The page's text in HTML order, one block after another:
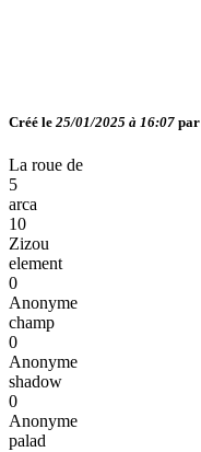
Créé le 25/01/2025 à 16:07 par
La roue de
5
arca
10
Zizou
element
0
Anonyme
champ
0
Anonyme
shadow
0
Anonyme
palad